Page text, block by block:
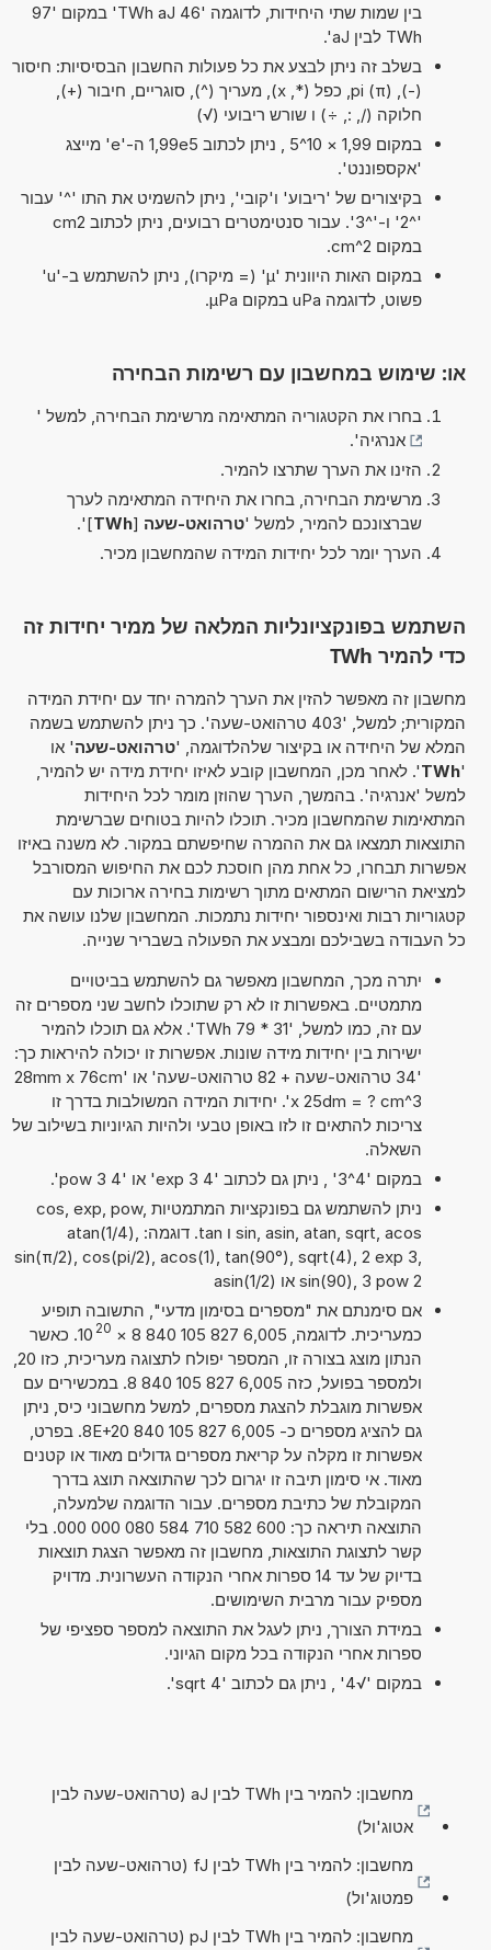
בין שמות שתי היחידות, לדוגמה '46 TWh aJ' במקום '97
TWh לבין aJ'.
בשלב זה ניתן לבצע את כל פעולות החשבון הבסיסיות: חיסור
(-), pi (π), כפל (*, x), מעריך (^), סוגריים, חיבור (+),
חלוקה (/, :, ÷) ו שורש ריבועי (√)
במקום 1,99 × 10^5 , ניתן לכתוב 1,99e5 ה-'e' מייצג
'אקספוננט'.
בקיצורים של 'ריבוע' ו'קובי', ניתן להשמיט את התו '^' עבור
'^2' ו-'^3'. עבור סנטימטרים רבועים, ניתן לכתוב cm2
במקום cm^2.
במקום האות היוונית 'µ' (= מיקרו), ניתן להשתמש ב-'u'
פשוט, לדוגמה uPa במקום µPa.
או: שימוש במחשבון עם רשימות הבחירה
בחרו את הקטגוריה המתאימה מרשימת הבחירה, למשל '
אנרגיה'.
הזינו את הערך שתרצו להמיר.
מרשימת הבחירה, בחרו את היחידה המתאימה לערך
שברצונכם להמיר, למשל 'טרהואט-שעה [
TWh
]'.
הערך יומר לכל יחידות המידה שהמחשבון מכיר.
השתמש בפונקציונליות המלאה של ממיר יחידות זה
כדי להמיר TWh
מחשבון זה מאפשר להזין את הערך להמרה יחד עם יחידת המידה
המקורית; למשל, '403 טרהואט-שעה'. כך ניתן להשתמש בשמה
המלא של היחידה או בקיצור שלהלדוגמה, 'טרהואט-שעה' או
'
TWh'. לאחר מכן, המחשבון קובע לאיזו יחידת מידה יש להמיר,
למשל 'אנרגיה'. בהמשך, הערך שהוזן מומר לכל היחידות
המתאימות שהמחשבון מכיר. תוכלו להיות בטוחים שברשימת
התוצאות תמצאו גם את ההמרה שחיפשתם במקור. לא משנה באיזו
אפשרות תבחרו, כל אחת מהן חוסכת לכם את החיפוש המסורבל
למציאת הרישום המתאים מתוך רשימות בחירה ארוכות עם
קטגוריות רבות ואינספור יחידות נתמכות. המחשבון שלנו עושה את
כל העבודה בשבילכם ומבצע את הפעולה בשבריר שנייה.
יתרה מכך, המחשבון מאפשר גם להשתמש בביטויים
מתמטיים. באפשרות זו לא רק שתוכלו לחשב שני מספרים זה
עם זה, כמו למשל, '31 * 79 TWh'. אלא גם תוכלו להמיר
ישירות בין יחידות מידה שונות. אפשרות זו יכולה להיראות כך:
'34 טרהואט-שעה + 82 טרהואט-שעה' או '28mm x 76cm
x 25dm = ? cm^3'. יחידות המידה המשולבות בדרך זו
צריכות להתאים זו לזו באופן טבעי ולהיות הגיוניות בשילוב של
השאלה.
במקום '4^3' , ניתן גם לכתוב '4 exp 3' או '4 pow 3'.
ניתן להשתמש גם בפונקציות המתמטיות cos, exp, pow,
sin, asin, atan, sqrt, acos ו tan. דוגמה: atan(1/4),
sin(π/2), cos(pi/2), acos(1), tan(90°), sqrt(4), 2 exp 3,
sin(90), 3 pow 2 או asin(1/2)
אם סימנתם את "מספרים בסימון מדעי", התשובה תופיע
כמעריכית. לדוגמה, 6,005 827 105 840 8
×
10 20
. כאשר
ולמספר בפועל, כזה 6,005 827 105 840 8. במכשירים עם
אפשרות מוגבלת להצגת מספרים, למשל מחשבוני כיס, ניתן
גם להציג מספרים כ- 6,005 827 105 840 8E+20. בפרט,
אפשרות זו מקלה על קריאת מספרים גדולים מאוד או קטנים
מאוד. אי סימון תיבה זו יגרום לכך שהתוצאה תוצג בדרך
המקובלת של כתיבת מספרים. עבור הדוגמה שלמעלה,
התוצאה תיראה כך: 600 582 710 584 080 000 000. בלי
קשר לתצוגת התוצאות, מחשבון זה מאפשר הצגת תוצאות
בדיוק של עד 14 ספרות אחרי הנקודה העשרונית. מדויק
מספיק עבור מרבית השימושים.
במידת הצורך, ניתן לעגל את התוצאה למספר ספציפי של
ספרות אחרי הנקודה בכל מקום הגיוני.
במקום '√4' , ניתן גם לכתוב 'sqrt 4'.
מחשבון: להמיר בין TWh לבין aJ (טרהואט-שעה לבין
אטוג'ול)
מחשבון: להמיר בין TWh לבין fJ (טרהואט-שעה לבין
פמטוג'ול)
מחשבון: להמיר בין TWh לבין pJ (טרהואט-שעה לבין